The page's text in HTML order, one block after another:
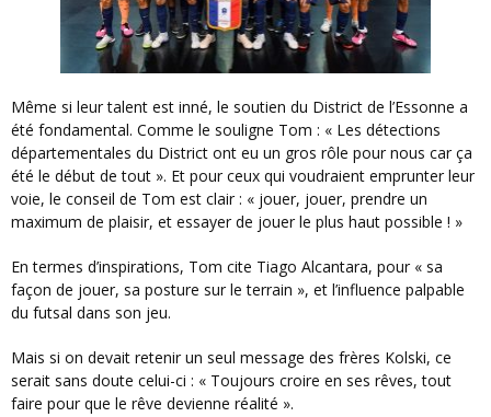
Même si leur talent est inné, le soutien du District de l’Essonne a
été fondamental. Comme le souligne Tom : « Les détections
départementales du District ont eu un gros rôle pour nous car ça
été le début de tout ». Et pour ceux qui voudraient emprunter leur
voie, le conseil de Tom est clair : « jouer, jouer, prendre un
maximum de plaisir, et essayer de jouer le plus haut possible ! »
En termes d’inspirations, Tom cite Tiago Alcantara, pour « sa
façon de jouer, sa posture sur le terrain », et l’influence palpable
du futsal dans son jeu.
Mais si on devait retenir un seul message des frères Kolski, ce
serait sans doute celui-ci : « Toujours croire en ses rêves, tout
faire pour que le rêve devienne réalité ».